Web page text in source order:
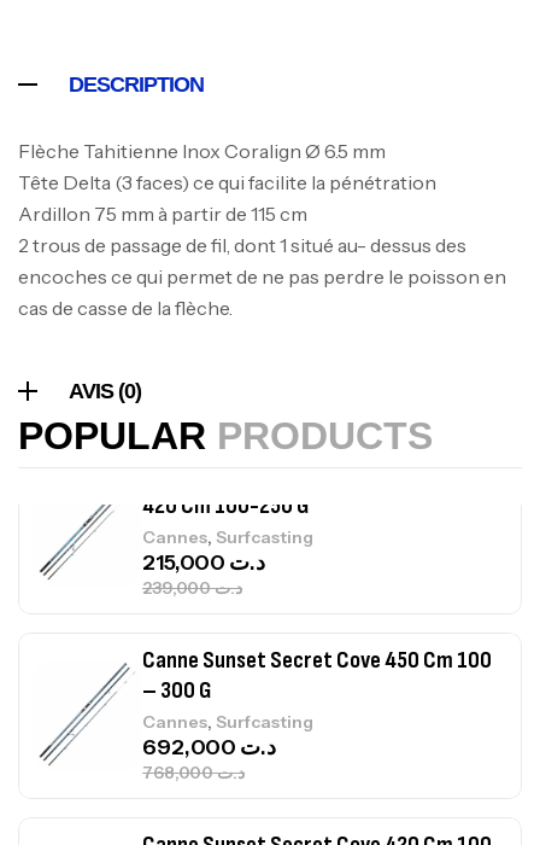
DESCRIPTION
Flèche Tahitienne Inox Coralign Ø 6.5 mm
Tête Delta (3 faces) ce qui facilite la pénétration
Ardillon 75 mm à partir de 115 cm
2 trous de passage de fil, dont 1 situé au- dessus des
encoches ce qui permet de ne pas perdre le poisson en
cas de casse de la flèche.
AVIS (0)
POPULAR PRODUCTS
د.ت379,000
Foureau Kalli Kunnan Funda 1.70m
Expanded
Bagagerie ,Surfcasting
د.ت 420,000
د.ت378,000
Accastillage bateau
د.ت367,000
420 Cm 100-250 G
Cannes, Surfcasting
د.ت239,000
د.ت
Canne Sunset Secret Cove 450 Cm 100
– 300 G
Cannes, Surfcasting
د.ت768,000
د.ت